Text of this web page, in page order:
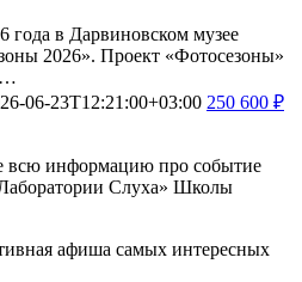
года в Дарвиновском музее
2026». Проект «Фотосезоны»
06-23T12:21:00+03:00 250 600 ₽
всю информацию про событие
Слуха» Школы
афиша самых интересных